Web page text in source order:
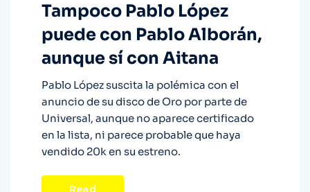
Tampoco Pablo López
puede con Pablo Alborán,
aunque sí con Aitana
Pablo López suscita la polémica con el
anuncio de su disco de Oro por parte de
Universal, aunque no aparece certificado
en la lista, ni parece probable que haya
vendido 20k en su estreno.
Read